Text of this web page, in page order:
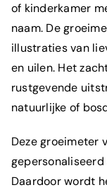
of kinderkamer
naam. De
illustraties van
en uilen. Het
rustgevende
natuurlijke of
Deze groeimeter
Daardoor wordt